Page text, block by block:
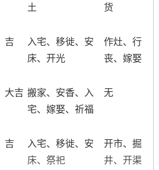
土
货
吉
入宅、移徙、安
床、开光
作灶、行
丧、嫁娶
大吉 搬家、安香、入
宅、嫁娶、祈福
无
吉
入宅、移徙、安
床、祭祀
开市、掘
井、开渠